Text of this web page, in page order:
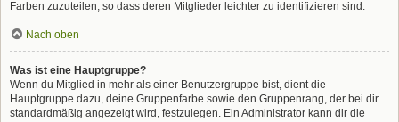
Farben zuzuteilen, so dass deren Mitglieder leichter zu identifizieren sind.
Nach oben
Was ist eine Hauptgruppe?
Wenn du Mitglied in mehr als einer Benutzergruppe bist, dient die
Hauptgruppe dazu, deine Gruppenfarbe sowie den Gruppenrang, der bei dir
standardmäßig angezeigt wird, festzulegen. Ein Administrator kann dir die